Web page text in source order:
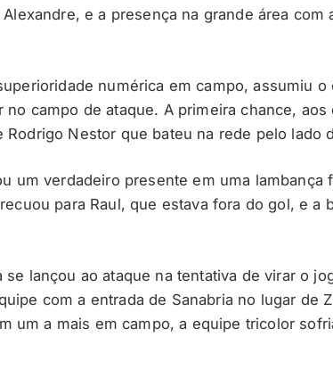
e a presença na grande área com
numérica em campo, assumiu o
campo de ataque. A primeira chance, aos
Nestor que bateu na rede pelo lado
um verdadeiro presente em uma lambança
para Raul, que estava fora do gol, e a
se lançou ao ataque na tentativa de virar o
com a entrada de Sanabria no lugar de
um a mais em campo, a equipe tricolor